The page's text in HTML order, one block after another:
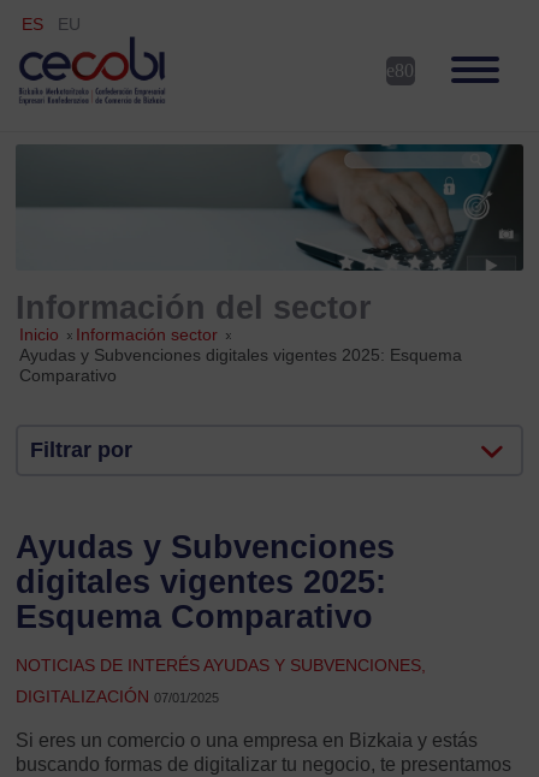
ES EU
Información del sector
Inicio » Información sector »
Ayudas y Subvenciones digitales vigentes 2025: Esquema
Comparativo
Filtrar por
Ayudas y Subvenciones
digitales vigentes 2025:
Esquema Comparativo
NOTICIAS DE INTERÉS AYUDAS Y SUBVENCIONES,
DIGITALIZACIÓN07/01/2025
Si eres un comercio o una empresa en Bizkaia y estás
buscando formas de digitalizar tu negocio, te presentamos